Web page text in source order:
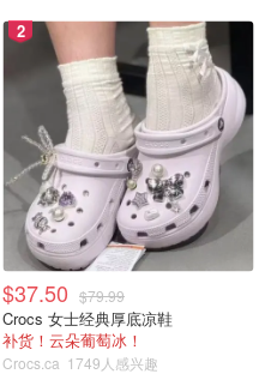
来装修厨房，添置盘子、
电等必需品。如果您喜欢烹
端厨具和定制厨房岛的美食
或更多。
2
$37.50 $79.99
Crocs 女士经典厚底凉鞋
补货！云朵葡萄冰！
Crocs.ca 1749人感兴趣